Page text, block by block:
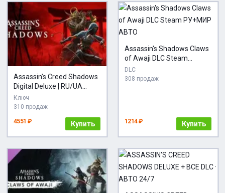
Assassin’s Creed Shadows
Digital Deluxe | RU/UA
Steam
Ключ
310 продаж
4551 ₽ Купить
Assassin's Shadows Claws
of Awaji DLC Steam
РУ+МИР АВТО
DLC
308 продаж
1214 ₽ Купить